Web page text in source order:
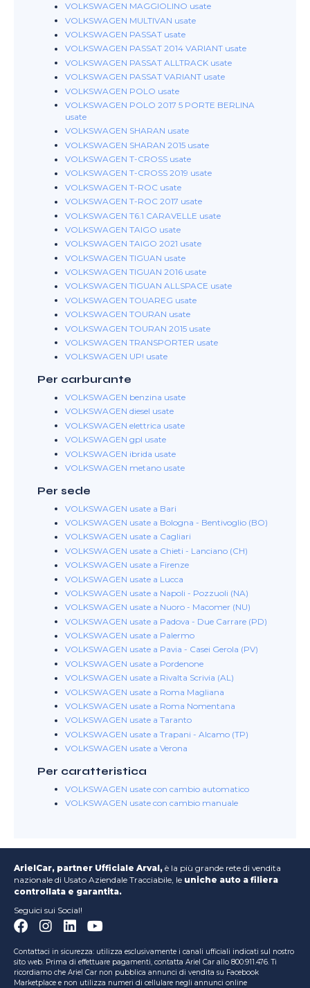
VOLKSWAGEN MAGGIOLINO usate
VOLKSWAGEN MULTIVAN usate
VOLKSWAGEN PASSAT usate
VOLKSWAGEN PASSAT 2014 VARIANT usate
VOLKSWAGEN PASSAT ALLTRACK usate
VOLKSWAGEN PASSAT VARIANT usate
VOLKSWAGEN POLO usate
VOLKSWAGEN POLO 2017 5 PORTE BERLINA
usate
VOLKSWAGEN SHARAN usate
VOLKSWAGEN SHARAN 2015 usate
VOLKSWAGEN T-CROSS usate
VOLKSWAGEN T-CROSS 2019 usate
VOLKSWAGEN T-ROC usate
VOLKSWAGEN T-ROC 2017 usate
VOLKSWAGEN T6.1 CARAVELLE usate
VOLKSWAGEN TAIGO usate
VOLKSWAGEN TAIGO 2021 usate
VOLKSWAGEN TIGUAN usate
VOLKSWAGEN TIGUAN 2016 usate
VOLKSWAGEN TIGUAN ALLSPACE usate
VOLKSWAGEN TOUAREG usate
VOLKSWAGEN TOURAN usate
VOLKSWAGEN TOURAN 2015 usate
VOLKSWAGEN TRANSPORTER usate
VOLKSWAGEN UP! usate
Per carburante
VOLKSWAGEN benzina usate
VOLKSWAGEN diesel usate
VOLKSWAGEN elettrica usate
VOLKSWAGEN gpl usate
VOLKSWAGEN ibrida usate
VOLKSWAGEN metano usate
Per sede
VOLKSWAGEN usate a Bari
VOLKSWAGEN usate a Bologna - Bentivoglio (BO)
VOLKSWAGEN usate a Cagliari
VOLKSWAGEN usate a Chieti - Lanciano (CH)
VOLKSWAGEN usate a Firenze
VOLKSWAGEN usate a Lucca
VOLKSWAGEN usate a Napoli - Pozzuoli (NA)
VOLKSWAGEN usate a Nuoro - Macomer (NU)
VOLKSWAGEN usate a Padova - Due Carrare (PD)
VOLKSWAGEN usate a Palermo
VOLKSWAGEN usate a Pavia - Casei Gerola (PV)
VOLKSWAGEN usate a Pordenone
VOLKSWAGEN usate a Rivalta Scrivia (AL)
VOLKSWAGEN usate a Roma Magliana
VOLKSWAGEN usate a Roma Nomentana
VOLKSWAGEN usate a Taranto
VOLKSWAGEN usate a Trapani - Alcamo (TP)
VOLKSWAGEN usate a Verona
Per caratteristica
VOLKSWAGEN usate con cambio automatico
VOLKSWAGEN usate con cambio manuale
ArielCar, partner Ufficiale Arval, è la più grande rete di vendita
nazionale di Usato Aziendale Tracciabile, le uniche auto a filiera
controllata e garantita.
Seguici sui Social!
Contattaci in sicurezza: utilizza esclusivamente i canali ufficiali indicati sul nostro
sito web. Prima di effettuare pagamenti, contatta Ariel Car allo 800.911.476. Ti
ricordiamo che Ariel Car non pubblica annunci di vendita su Facebook
Marketplace e non utilizza numeri di cellulare negli annunci online